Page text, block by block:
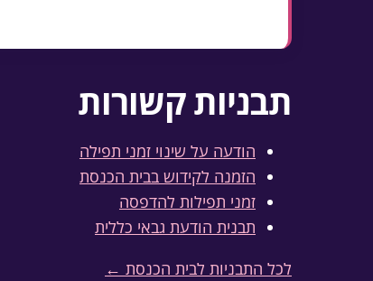
תבניות קשורות
הודעה על שינוי זמני תפילה
הזמנה לקידוש בבית הכנסת
זמני תפילות להדפסה
תבנית הודעת גבאי כללית
לכל התבניות לבית הכנסת ←